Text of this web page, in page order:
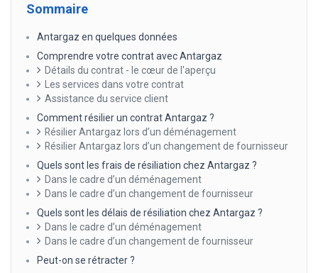
Sommaire
Antargaz en quelques données
Comprendre votre contrat avec Antargaz
Détails du contrat - le cœur de l'aperçu
Les services dans votre contrat
Assistance du service client
Comment résilier un contrat Antargaz ?
Résilier Antargaz lors d’un déménagement
Résilier Antargaz lors d’un changement de fournisseur
Quels sont les frais de résiliation chez Antargaz ?
Dans le cadre d’un déménagement
Dans le cadre d’un changement de fournisseur
Quels sont les délais de résiliation chez Antargaz ?
Dans le cadre d’un déménagement
Dans le cadre d’un changement de fournisseur
Peut-on se rétracter ?